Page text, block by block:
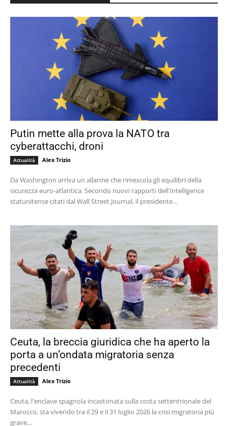
Putin mette alla prova la NATO tra
cyberattacchi, droni
Attualità Alex Trizio
Da Washington arriva un allarme che rimescola gli equilibri della
sicurezza euro-atlantica. Secondo nuovi rapporti dell'intelligence
statunitense citati dal Wall Street Journal, il presidente...
Ceuta, la breccia giuridica che ha aperto la
porta a un’ondata migratoria senza
precedenti
Attualità Alex Trizio
Ceuta, l'enclave spagnola incastonata sulla costa settentrionale del
Marocco, sta vivendo tra il 29 e il 31 luglio 2026 la crisi migratoria più
grave...